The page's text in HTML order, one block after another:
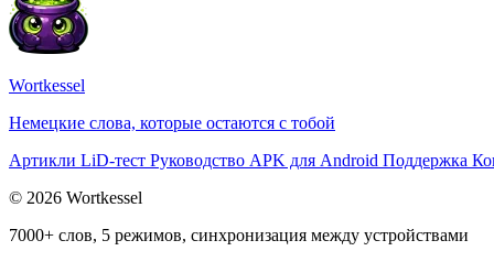
Wortkessel
Немецкие слова, которые остаются с тобой
Артикли LiD-тест Руководство APK для Android Поддержка
© 2026 Wortkessel
7000+ слов, 5 режимов, синхронизация между устройствами